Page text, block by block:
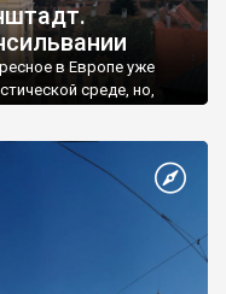
в Европе уже
среде, но,